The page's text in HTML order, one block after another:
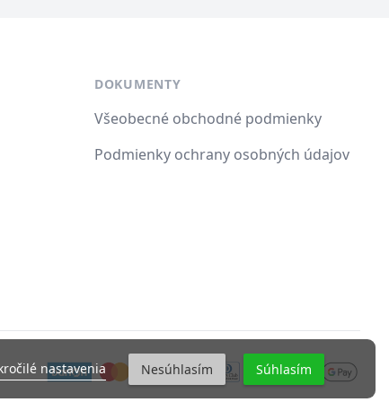
nastavenia Nesúhlasím Súhlasím
DOKUMENTY
Všeobecné obchodné podmienky
Podmienky ochrany osobných údajov